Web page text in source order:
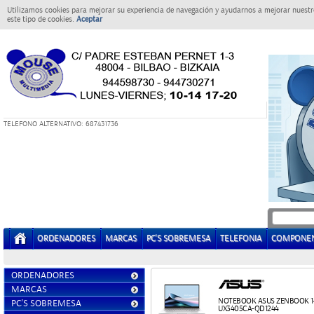
Utilizamos cookies para mejorar su experiencia de navegación y ayudarnos a mejorar
este tipo de cookies. Aceptar
TELEFONO ALTERNATIVO: 687431736
ORDENADORES MARCAS PC'S SOBREMESA TELEFONIA
ORDENADORES
MARCAS
PC'S SOBREMESA
NOTEBOOK ASUS ZENBOOK
UX3405CA-QD1244